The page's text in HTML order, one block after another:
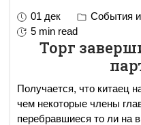
01 дек События
5 min read
Торг
Получается, что китаец
чем некоторые члены
перебравшиеся то ли на